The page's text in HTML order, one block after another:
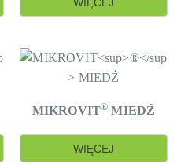
MIKROVIT® MIEDŹ
WIĘCEJ